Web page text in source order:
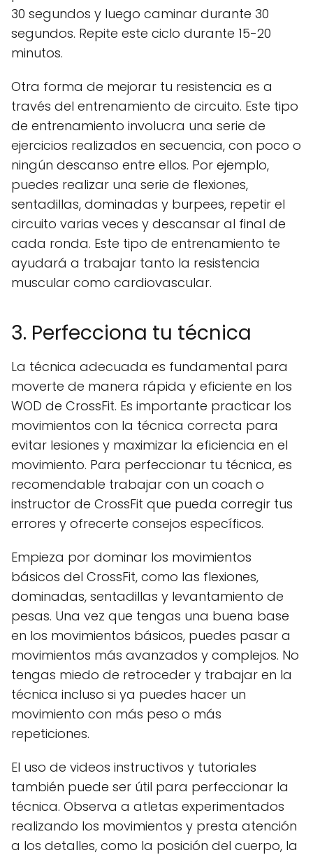
30 segundos y luego caminar durante 30
segundos. Repite este ciclo durante 15-20
minutos.
Otra forma de mejorar tu resistencia es a
través del entrenamiento de circuito. Este tipo
de entrenamiento involucra una serie de
ejercicios realizados en secuencia, con poco o
ningún descanso entre ellos. Por ejemplo,
puedes realizar una serie de flexiones,
sentadillas, dominadas y burpees, repetir el
circuito varias veces y descansar al final de
cada ronda. Este tipo de entrenamiento te
ayudará a trabajar tanto la resistencia
muscular como cardiovascular.
3. Perfecciona tu técnica
La técnica adecuada es fundamental para
moverte de manera rápida y eficiente en los
WOD de CrossFit. Es importante practicar los
movimientos con la técnica correcta para
evitar lesiones y maximizar la eficiencia en el
movimiento. Para perfeccionar tu técnica, es
recomendable trabajar con un coach o
instructor de CrossFit que pueda corregir tus
errores y ofrecerte consejos específicos.
Empieza por dominar los movimientos
básicos del CrossFit, como las flexiones,
dominadas, sentadillas y levantamiento de
pesas. Una vez que tengas una buena base
en los movimientos básicos, puedes pasar a
movimientos más avanzados y complejos. No
tengas miedo de retroceder y trabajar en la
técnica incluso si ya puedes hacer un
movimiento con más peso o más
repeticiones.
El uso de videos instructivos y tutoriales
también puede ser útil para perfeccionar la
técnica. Observa a atletas experimentados
realizando los movimientos y presta atención
a los detalles, como la posición del cuerpo, la